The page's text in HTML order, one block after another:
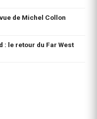
de Michel Collon
: le retour du Far West